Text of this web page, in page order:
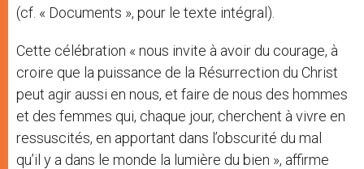
(cf. « Documents », pour le texte intégral).
Cette célébration « nous invite à avoir du courage, à
croire que la puissance de la Résurrection du Christ
peut agir aussi en nous, et faire de nous des hommes
et des femmes qui, chaque jour, cherchent à vivre en
ressuscités, en apportant dans l’obscurité du mal
qu’il y a dans le monde la lumière du bien », affirme